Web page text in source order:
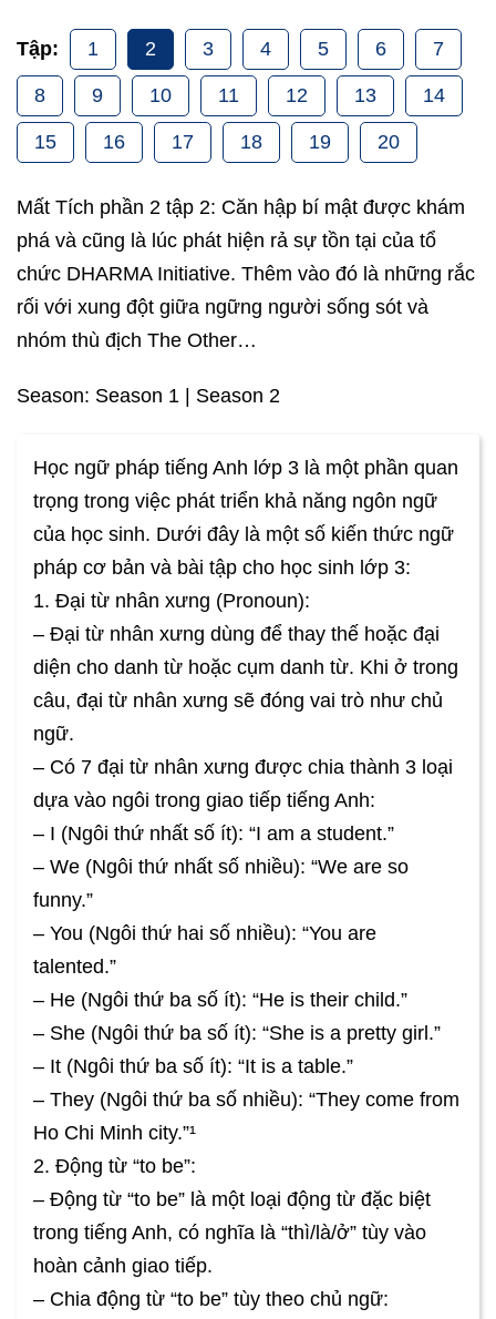
Tập: 1 2 3 4 5 6 7
8 9 10 11 12 13 14
15 16 17 18 19 20
Mất Tích phần 2 tập 2: Căn hập bí mật được khám
phá và cũng là lúc phát hiện rả sự tồn tại của tổ
chức DHARMA Initiative. Thêm vào đó là những rắc
rối với xung đột giữa ngững người sống sót và
nhóm thù địch The Other…
Season: Season 1 | Season 2
Học ngữ pháp tiếng Anh lớp 3 là một phần quan
trọng trong việc phát triển khả năng ngôn ngữ
của học sinh. Dưới đây là một số kiến thức ngữ
pháp cơ bản và bài tập cho học sinh lớp 3:
1. Đại từ nhân xưng (Pronoun):
– Đại từ nhân xưng dùng để thay thế hoặc đại
diện cho danh từ hoặc cụm danh từ. Khi ở trong
câu, đại từ nhân xưng sẽ đóng vai trò như chủ
ngữ.
– Có 7 đại từ nhân xưng được chia thành 3 loại
dựa vào ngôi trong giao tiếp tiếng Anh:
– I (Ngôi thứ nhất số ít): “I am a student.”
– We (Ngôi thứ nhất số nhiều): “We are so
funny.”
– You (Ngôi thứ hai số nhiều): “You are
talented.”
– He (Ngôi thứ ba số ít): “He is their child.”
– She (Ngôi thứ ba số ít): “She is a pretty girl.”
– It (Ngôi thứ ba số ít): “It is a table.”
– They (Ngôi thứ ba số nhiều): “They come from
Ho Chi Minh city.”¹
2. Động từ “to be”:
– Động từ “to be” là một loại động từ đặc biệt
trong tiếng Anh, có nghĩa là “thì/là/ở” tùy vào
hoàn cảnh giao tiếp.
– Chia động từ “to be” tùy theo chủ ngữ: